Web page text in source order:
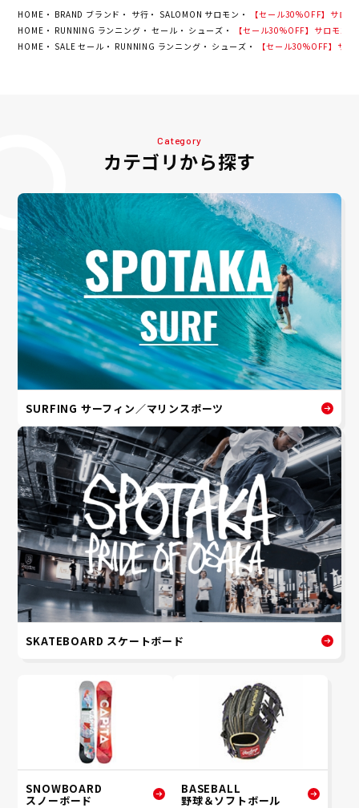
HOME BRAND ブランド サ行 SALOMON サロモン
【セール30%OFF】サロ
HOME
RUNNING ランニング セール シューズ
【セール30%OFF】サロモン
HOME
SALE セール RUNNING ランニング シューズ 【セール30%OFF】サ
Category
カテゴリから探す
SURFING サーフィン／マリンスポーツ
SKATEBOARD スケートボード
SNOWBOARD
スノーボード
BASEBALL
野球＆ソフトボール